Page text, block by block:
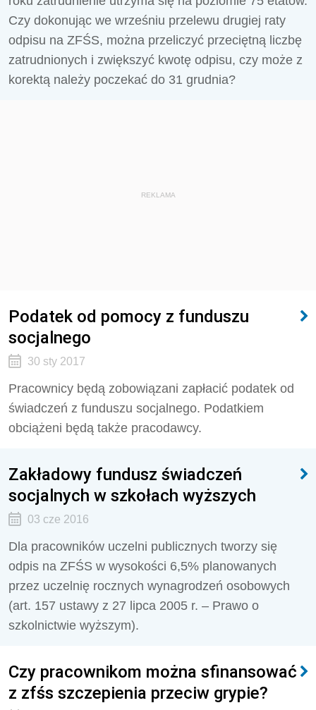
Czy dokonując we wrześniu przelewu drugiej raty
odpisu na ZFŚS, można przeliczyć przeciętną liczbę
zatrudnionych i zwiększyć kwotę odpisu, czy może z
korektą należy poczekać do 31 grudnia?
REKLAMA
Podatek od pomocy z funduszu
socjalnego
30 sty 2017
Pracownicy będą zobowiązani zapłacić podatek od
świadczeń z funduszu socjalnego. Podatkiem
obciążeni będą także pracodawcy.
Zakładowy fundusz świadczeń
socjalnych w szkołach wyższych
03 cze 2016
Dla pracowników uczelni publicznych tworzy się
odpis na ZFŚS w wysokości 6,5% planowanych
przez uczelnię rocznych wynagrodzeń osobowych
(art. 157 ustawy z 27 lipca 2005 r. – Prawo o
szkolnictwie wyższym).
Czy pracownikom można sfinansować
z zfśs szczepienia przeciw grypie?